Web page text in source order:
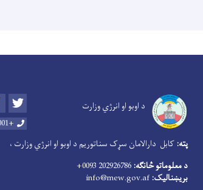
د اوبو او انرژي وزارت Facebook
+93202526001
پته: کابل دارالامان سړک سناتوریم د اوبو او انرژي وزارت ،
د معلوماتو څانګه: 202926786 0093+
بریښنالیک: info@mew.gov.af